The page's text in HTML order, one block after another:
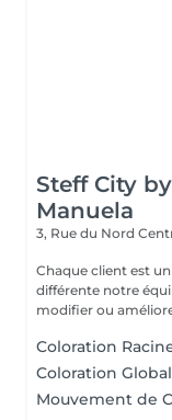
Steff City
Manuela
3, Rue du Nord
Chaque client est
différente notre
modifier ou
Coloration
Coloration Global
Mouvement de